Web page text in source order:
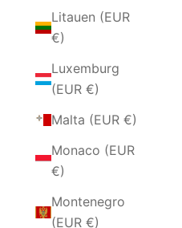
Litauen (EUR
€)
Luxemburg
(EUR €)
Malta (EUR €)
Monaco (EUR
€)
Montenegro
(EUR €)